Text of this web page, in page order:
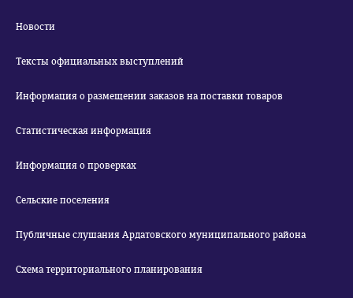
Новости
Тексты официальных выступлений
Информация о размещении заказов на поставки товаров
Статистическая информация
Информация о проверках
Сельские поселения
Публичные слушания Ардатовского муниципального района
Схема территориального планирования